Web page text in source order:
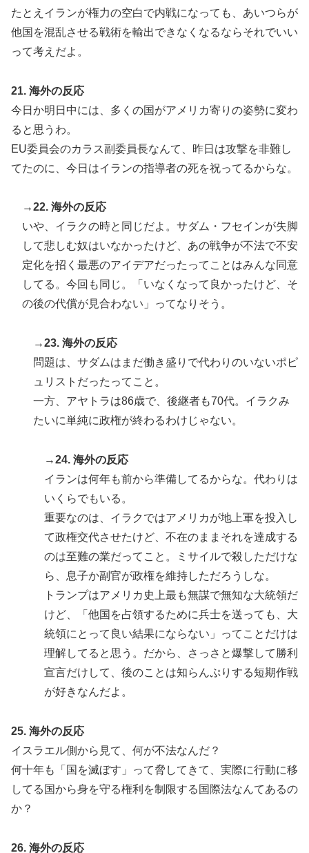
たとえイランが権力の空白で内戦になっても、あいつらが
他国を混乱させる戦術を輸出できなくなるならそれでいい
って考えだよ。
21. 海外の反応
今日か明日中には、多くの国がアメリカ寄りの姿勢に変わ
ると思うわ。
EU委員会のカラス副委員長なんて、昨日は攻撃を非難し
てたのに、今日はイランの指導者の死を祝ってるからな。
→22. 海外の反応
いや、イラクの時と同じだよ。サダム・フセインが失脚
して悲しむ奴はいなかったけど、あの戦争が不法で不安
定化を招く最悪のアイデアだったってことはみんな同意
してる。今回も同じ。「いなくなって良かったけど、そ
の後の代償が見合わない」ってなりそう。
→23. 海外の反応
問題は、サダムはまだ働き盛りで代わりのいないポピ
ュリストだったってこと。
一方、アヤトラは86歳で、後継者も70代。イラクみ
たいに単純に政権が終わるわけじゃない。
→24. 海外の反応
イランは何年も前から準備してるからな。代わりは
いくらでもいる。
重要なのは、イラクではアメリカが地上軍を投入し
て政権交代させたけど、不在のままそれを達成する
のは至難の業だってこと。ミサイルで殺しただけな
ら、息子か副官が政権を維持しただろうしな。
トランプはアメリカ史上最も無謀で無知な大統領だ
けど、「他国を占領するために兵士を送っても、大
統領にとって良い結果にならない」ってことだけは
理解してると思う。だから、さっさと爆撃して勝利
宣言だけして、後のことは知らんぷりする短期作戦
が好きなんだよ。
25. 海外の反応
イスラエル側から見て、何が不法なんだ？
何十年も「国を滅ぼす」って脅してきて、実際に行動に移
してる国から身を守る権利を制限する国際法なんてあるの
か？
26. 海外の反応